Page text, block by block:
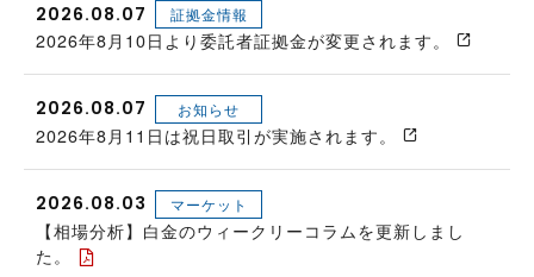
2026.08.07 証拠金情報
2026年8月10日より委託者証拠金が変更されます。
2026.08.07 お知らせ
2026年8月11日は祝日取引が実施されます。
2026.08.03 マーケット
【相場分析】白金のウィークリーコラムを更新しまし
た。